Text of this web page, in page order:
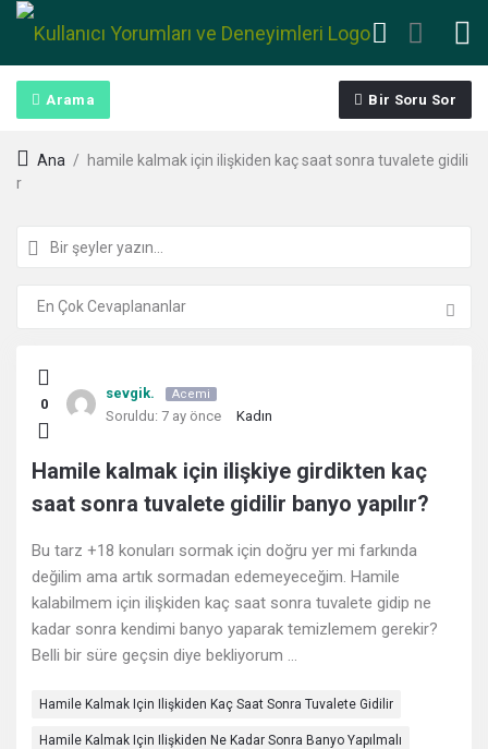
Arama Bir Soru Sor
Ana /
hamile kalmak için ilişkiden kaç saat sonra tuvalete gidili
r
Kullanıcı
Yorumları
ve
Deneyimleri
En
sonuncu
Sorular
0
sevgik. Acemi
Soruldu: 7 ay önce Kadın
Hamile kalmak için ilişkiye girdikten kaç
saat sonra tuvalete gidilir banyo yapılır?
Bu tarz +18 konuları sormak için doğru yer mi farkında
değilim ama artık sormadan edemeyeceğim. Hamile
kalabilmem için ilişkiden kaç saat sonra tuvalete gidip ne
kadar sonra kendimi banyo yaparak temizlemem gerekir?
Belli bir süre geçsin diye bekliyorum ...
Hamile Kalmak Için Ilişkiden Kaç Saat Sonra Tuvalete Gidilir
Hamile Kalmak Için Ilişkiden Ne Kadar Sonra Banyo Yapılmalı